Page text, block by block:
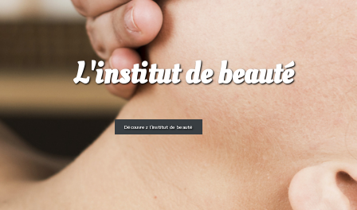
L'institut de beauté
Découvrez l'institut de beauté